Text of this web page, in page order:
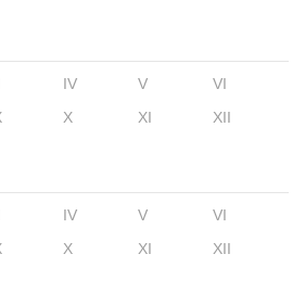
IV V
VI
X XI XII
IV V
VI
X XI XII